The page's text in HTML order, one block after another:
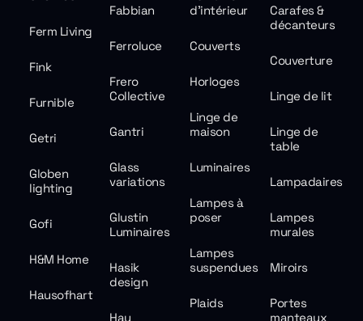
Fabbian
Ferm Living
Ferroluce
Fink
Frero
Collective
Furnible
Gantri
Getri
Glass
variations
Globen
lighting
Glustin
Luminaires
Gofi
H&M Home
Hasik
design
Hausofhart
Hay
d'intérieur
Carafes &
décanteurs
Couverts
Couverture
Horloges
Linge de lit
Linge de
maison
Linge de
table
Luminaires
Lampadaires
Lampes à
poser
Lampes
murales
Lampes
suspendues
Miroirs
Plaids
Portes
manteaux